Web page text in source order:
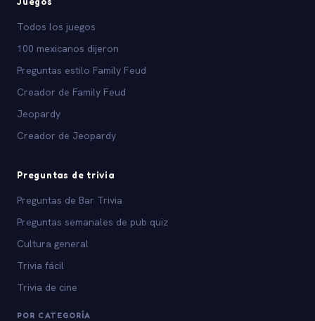
Todos los juegos
100 mexicanos dijeron
Preguntas estilo Family Feud
Creador de Family Feud
Jeopardy
Creador de Jeopardy
Preguntas de trivia
Preguntas de Bar Trivia
Preguntas semanales de pub quiz
Cultura general
Trivia fácil
Trivia de cine
POR CATEGORÍA